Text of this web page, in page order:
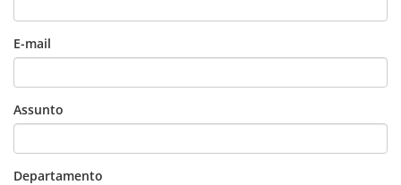
E-mail
Assunto
Departamento